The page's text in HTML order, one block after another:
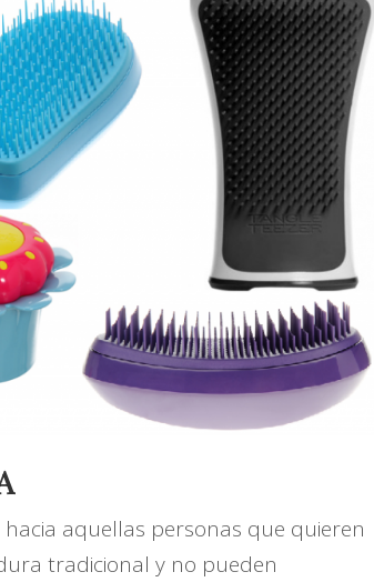
aquellas personas que quieren
tradicional y no pueden